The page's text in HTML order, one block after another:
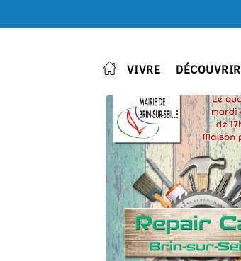
VIVRE DÉCOUVRIR